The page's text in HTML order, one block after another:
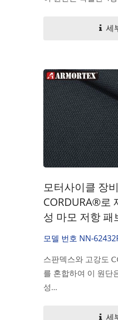
세
모터사이클 장
CORDURA®로
성 마모 저항 패
모델 번호 NN-
스판덱스와 고강도
를 혼합하여 이 원단
성...
세